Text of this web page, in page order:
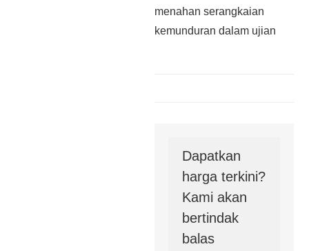
menahan serangkaian
kemunduran dalam ujian
Dapatkan
harga terkini?
Kami akan
bertindak
balas